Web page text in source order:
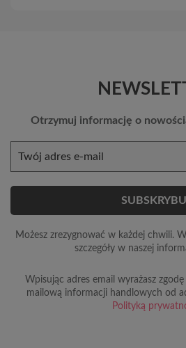
Otrzymuj informację o
Możesz zrezygnować w każdej chwili.
szczegóły w naszej
Wpisując adres email wyrażasz
mailową informacji handlowych od
Polityką